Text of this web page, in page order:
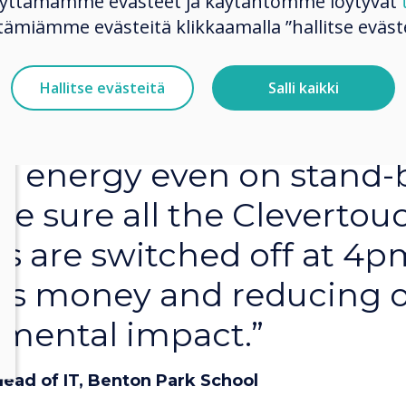
a theme here at
product’s central
system was a big
energy even on stand-
sure all the
are switched off at
money and reducing
impact.”
of IT, Benton Park School
evästeitä klikkaamalla ”hallitse
Hallitse evästeitä Salli kaikki